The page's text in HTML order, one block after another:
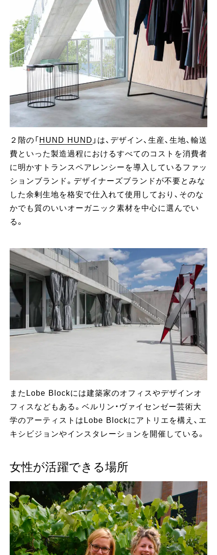
２階の「 HUND HUND 」は、デザイン、生産、生地、輸送
費といった製造過程におけるすべてのコストを消費者
に明かすトランスペアレンシーを導入しているファッ
ションブランド。デザイナーズブランドが不要とみな
した余剰生地を格安で仕入れて使用しており、そのな
かでも質のいいオーガニック素材を中心に選んでい
る。
またLobe Blockには建築家のオフィスやデザインオ
フィスなどもある。ベルリン・ヴァイセンゼー芸術大
学のアーティストはLobe Blockにアトリエを構え、エ
キシビジョンやインスタレーションを開催している。
女性が活躍できる場所